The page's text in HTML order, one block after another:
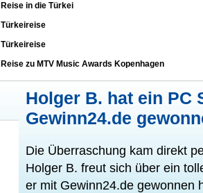
Reise in die Türkei
Türkeireise
Türkeireise
Reise zu MTV Music Awards Kopenhagen
Holger B. hat ein PC
Gewinn24.de
Die Überraschung kam direkt
Holger B. freut sich über ein
er mit Gewinn24.de gewonnen